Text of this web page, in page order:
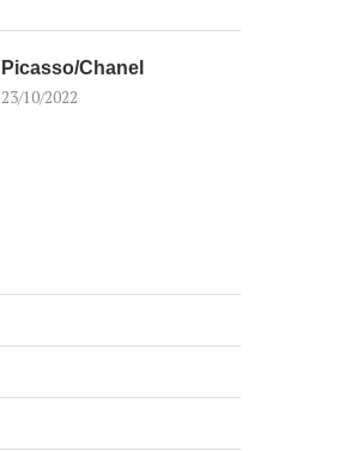
Picasso/Chanel
23/10/2022